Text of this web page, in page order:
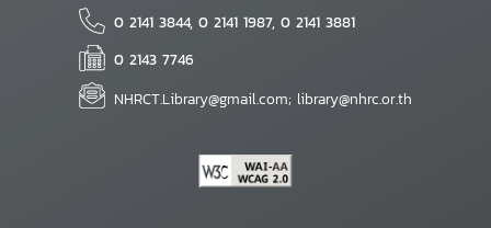
0 2141 3844, 0 2141 1987, 0 2141 3881
0 2143 7746
NHRCT.Library@gmail.com; library@nhrc.or.th